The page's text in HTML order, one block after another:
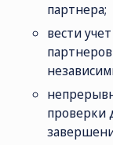
партнера;
вести
проверки